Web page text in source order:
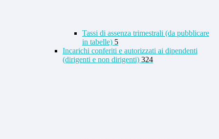
Tassi di assenza trimestrali (da pubblicare
in tabelle) 5
Incarichi conferiti e autorizzati ai dipendenti
(dirigenti e non dirigenti) 324